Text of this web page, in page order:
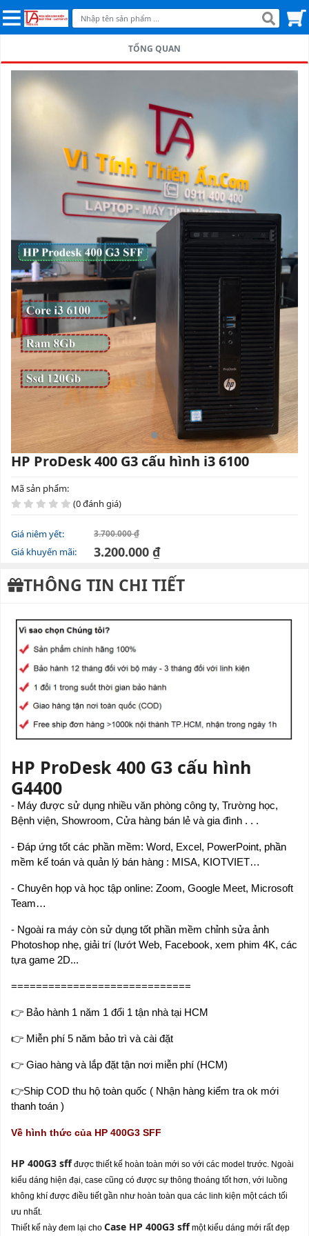
TỔNG QUAN
HP ProDesk 400 G3 cấu hình i3 6100
Mã sản phẩm:
(0 đánh giá)
Giá niêm yết: 3.700.000 ₫
Giá khuyến mãi: 3.200.000 ₫
THÔNG TIN CHI TIẾT
HP ProDesk 400 G3 cấu hình
G4400
- Máy được sử dụng nhiều văn phòng công ty, Trường học,
Bệnh viện, Showroom, Cửa hàng bán lẻ và gia đình . . .
- Đáp ứng tốt các phần mềm: Word, Excel, PowerPoint, phần
mềm kế toán và quản lý bán hàng : MISA, KIOTVIET…
- Chuyên họp và học tập online: Zoom, Google Meet, Microsoft
Team…
- Ngoài ra máy còn sử dụng tốt phần mềm chỉnh sửa ảnh
Photoshop nhẹ, giải trí (lướt Web, Facebook, xem phim 4K, các
tựa game 2D...
=============================
👉 Bảo hành 1 năm 1 đổi 1 tận nhà tại HCM
👉 Miễn phí 5 năm bảo trì và cài đặt
👉 Giao hàng và lắp đặt tận nơi miễn phí (HCM)
👉Ship COD thu hộ toàn quốc ( Nhận hàng kiểm tra ok mới
thanh toán )
Về hình thức của HP 400G3 SFF
HP 400G3 sff được thiết kế hoàn toàn mới so với các model trước. Ngoài
kiểu dáng hiện đại, case cũng có được sự thông thoáng tốt hơn, với luồng
không khí được điều tiết gần như hoàn toàn qua các linh kiện một cách tối
ưu nhất.
Thiết kế này đem lại cho Case HP 400G3 sff một kiểu dáng mới rất đẹp